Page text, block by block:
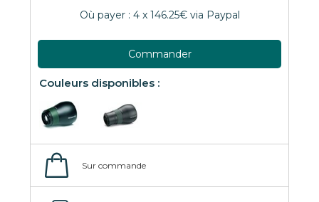
Commander